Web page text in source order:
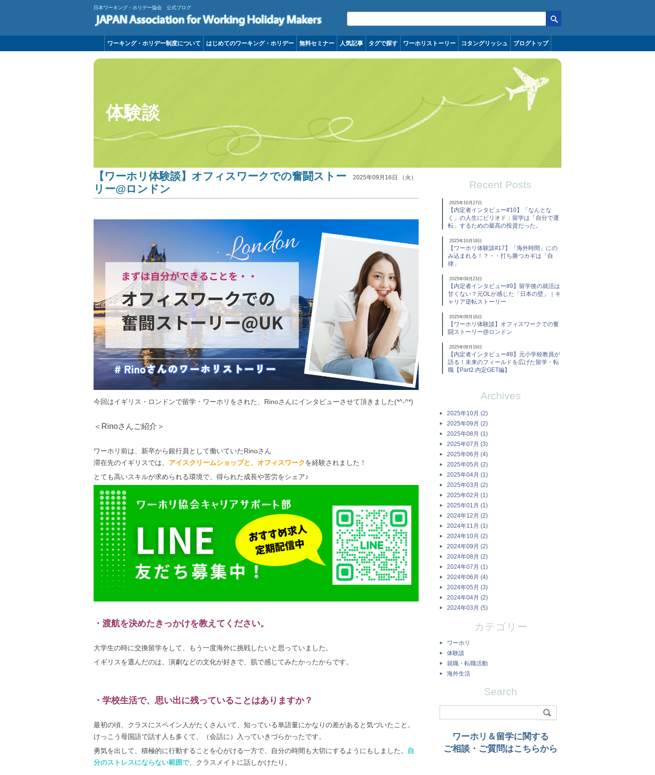
日本ワーキング・ホリデー協会 公式ブログ
コンテンツへ移動
ワーキング・ホリデー制度について はじめてのワーキング・ホリデー 無料セミナー 人気記事 タグで探す ワーホリストーリー コタングリッシュ ブログトップ
体験談
【ワーホリ体験談】オフィスワークでの奮闘ストー
リー@ロンドン
2025年09月16日 （火）
今回はイギリス・ロンドンで留学・ワーホリをされた、Rinoさんにインタビューさせて頂きました(*^-^*)
＜Rinoさんご紹介＞
ワーホリ前は、新卒から銀行員として働いていたRinoさん
滞在先のイギリスでは、 アイスクリームショップと、オフィスワークを経験されました！
とても高いスキルが求められる環境で、得られた成長や苦労をシェア♪
・渡航を決めたきっかけを教えてください。
大学生の時に交換留学をして、もう一度海外に挑戦したいと思っていました。
イギリスを選んだのは、演劇などの文化が好きで、肌で感じてみたかったからです。
・学校生活で、思い出に残っていることはありますか？
最初の頃、クラスにスペイン人がたくさんいて、知っている単語量にかなりの差があると気づいたこと。
けっこう母国語で話す人も多くて、（会話に）入っていきづらかったです。
勇気を出して、積極的に行動することを心がける一方で、自分の時間も大切にするようにもしました。
自
分のストレスにならない範囲で、クラスメイトに話しかけたり。
Recent Posts
2025年10月27日
【内定者インタビュー#10】「なんとな
く」の人生にピリオド：留学は「自分で運
転」するための最高の投資だった。
2025年10月18日
【ワーホリ体験談#17】「海外時間」にの
み込まれる！？・・打ち勝つカギは「自
律」
2025年09月23日
【内定者インタビュー#9】留学後の就活は
甘くない？元OLが感じた「日本の壁」｜キ
ャリア逆転ストーリー
2025年09月16日
【ワーホリ体験談】オフィスワークでの奮
闘ストーリー@ロンドン
2025年08月19日
【内定者インタビュー#8】元小学校教員が
語る！未来のフィールドを広げた留学・転
職【Part2.内定GET編】
Archives
2025年10月 (2)
2025年09月 (2)
2025年08月 (1)
2025年07月 (3)
2025年06月 (4)
2025年05月 (2)
2025年04月 (1)
2025年03月 (2)
2025年02月 (1)
2025年01月 (1)
2024年12月 (2)
2024年11月 (1)
2024年10月 (2)
2024年09月 (2)
2024年08月 (2)
2024年07月 (1)
2024年06月 (4)
2024年05月 (3)
2024年04月 (2)
2024年03月 (5)
カテゴリー
ワーホリ
体験談
就職・転職活動
海外生活
Search
ワーホリ＆留学に関する
ご相談・ご質問はこちらから